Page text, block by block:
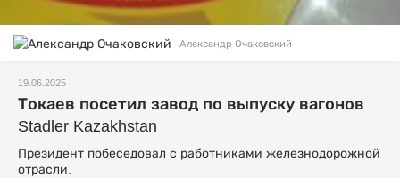
Александр Очаковский
19.06.2025
Токаев посетил завод по выпуску вагонов
Stadler Kazakhstan
Президент побеседовал с работниками железнодорожной
отрасли.